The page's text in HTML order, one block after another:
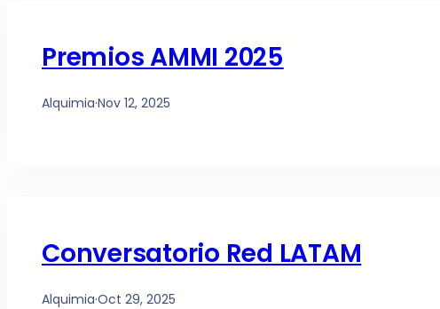
Premios AMMI 2025
Alquimia·Nov 12, 2025
Conversatorio Red LATAM
Alquimia·Oct 29, 2025